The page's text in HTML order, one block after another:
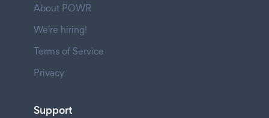
About POWR
We're hiring!
Terms of Service
Privacy
Support